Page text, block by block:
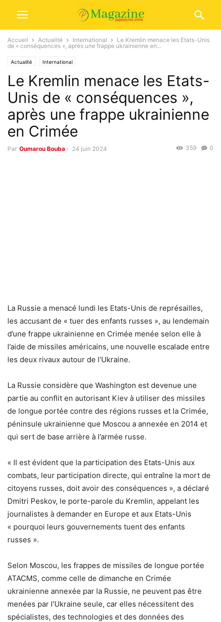
Accueil Actualité International
Le Kremlin menace les Etats-Unis
de « conséquences », après une frappe ukrainienne en...
Actualité International
Le Kremlin menace les Etats-
Unis de « conséquences »,
après une frappe ukrainienne
en Crimée
Par Oumarou Bouba - 24 juin 2024 0
359
La Russie a menacé lundi les Etats-Unis de représailles,
les accusant de « tuer des enfants russes », au lendemain
d’une frappe ukrainienne en Crimée menée selon elle à
l’aide de missiles américains, une nouvelle escalade entre
les deux rivaux autour de l’Ukraine.
La Russie considère que Washington est devenue une
partie au conflit en autorisant Kiev à utiliser des missiles
de longue portée contre des régions russes et la Crimée,
péninsule ukrainienne que Moscou a annexée en 2014 et
qui sert de base arrière à l’armée russe.
« Il est évident que la participation des Etats-Unis aux
combats, leur participation directe, qui entraîne la mort de
citoyens russes, doit avoir des conséquences », a déclaré
Dmitri Peskov, le porte-parole du Kremlin, appelant les
journalistes à demander en Europe et aux Etats-Unis
« pourquoi leurs gouvernements tuent des enfants
russes ».
Selon Moscou, les frappes de missiles de longue portée
ATACMS, comme celle de dimanche en Crimée
ukrainienne annexée par la Russie, ne peuvent pas être
menées par l’Ukraine seule, car elles nécessitent des
spécialistes, des technologies et des données des